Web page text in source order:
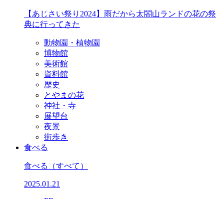
【あじさい祭り2024】雨だから太閤山ランドの花の祭
典に行ってきた
動物園・植物園
博物館
美術館
資料館
歴史
とやまの花
神社・寺
展望台
夜景
街歩き
食べる
食べる （すべて）
2025.01.21